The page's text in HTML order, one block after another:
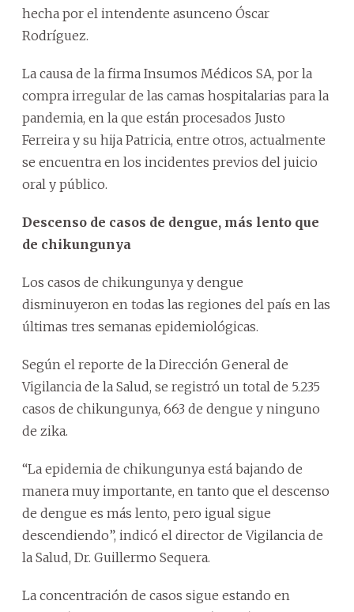
hecha por el intendente asunceno Óscar
Rodríguez.
La causa de la firma Insumos Médicos SA, por la
compra irregular de las camas hospitalarias para la
pandemia, en la que están procesados Justo
Ferreira y su hija Patricia, entre otros, actualmente
se encuentra en los incidentes previos del juicio
oral y público.
Descenso de casos de dengue, más lento que
de chikungunya
Los casos de chikungunya y dengue
disminuyeron en todas las regiones del país en las
últimas tres semanas epidemiológicas.
Según el reporte de la Dirección General de
Vigilancia de la Salud, se registró un total de 5.235
casos de chikungunya, 663 de dengue y ninguno
de zika.
“La epidemia de chikungunya está bajando de
manera muy importante, en tanto que el descenso
de dengue es más lento, pero igual sigue
descendiendo”, indicó el director de Vigilancia de
la Salud, Dr. Guillermo Sequera.
La concentración de casos sigue estando en